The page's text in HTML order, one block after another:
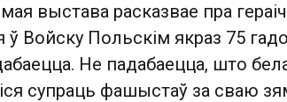
выстава расказвае пра
ў Войску Польскім якраз 75
Не падабаецца, што
супраць фашыстаў за сваю